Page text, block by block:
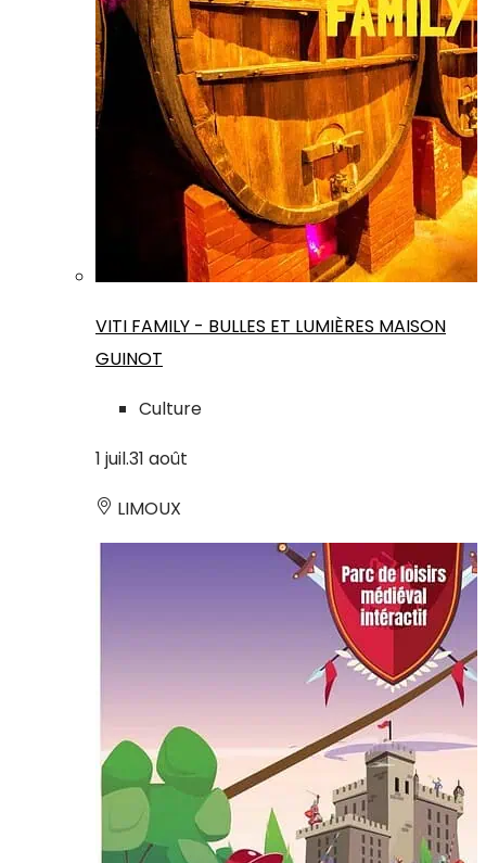
VITI FAMILY - BULLES ET LUMIÈRES MAISON
GUINOT
Culture
1 juil.31 août
LIMOUX